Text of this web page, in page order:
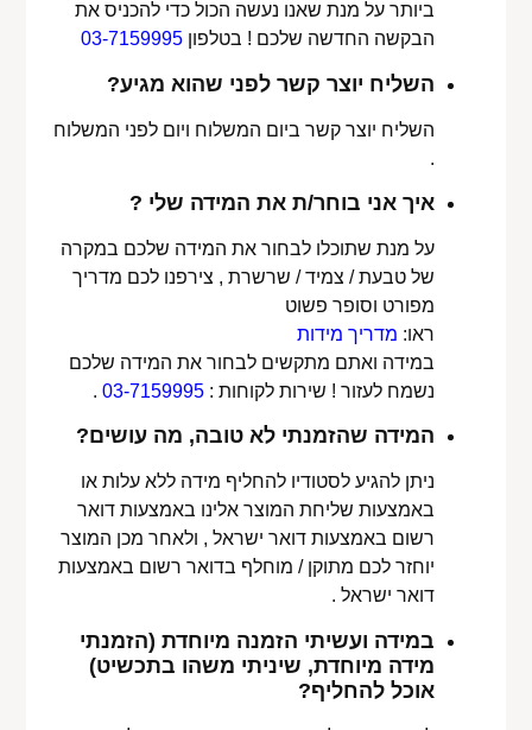
ביותר על מנת שאנו נעשה הכול כדי להכניס את
הבקשה החדשה שלכם ! בטלפון03-7159995
השליח יוצר קשר לפני שהוא מגיע?
השליח יוצר קשר ביום המשלוח ויום לפני המשלוח
.
איך אני בוחר/ת את המידה שלי ?
על מנת שתוכלו לבחור את המידה שלכם במקרה
של טבעת / צמיד / שרשרת , צירפנו לכם מדריך
מפורט וסופר פשוט
ראו: מדריך מידות
במידה ואתם מתקשים לבחור את המידה שלכם
נשמח לעזור ! שירות לקוחות :03-7159995
.
המידה שהזמנתי לא טובה, מה עושים?
ניתן להגיע לסטודיו להחליף מידה ללא עלות או
באמצעות שליחת המוצר אלינו באמצעות דואר
רשום באמצעות דואר ישראל , ולאחר מכן המוצר
יוחזר לכם מתוקן / מוחלף בדואר רשום באמצעות
דואר ישראל .
במידה ועשיתי הזמנה מיוחדת (הזמנתי
מידה מיוחדת, שיניתי משהו בתכשיט)
אוכל להחליף?